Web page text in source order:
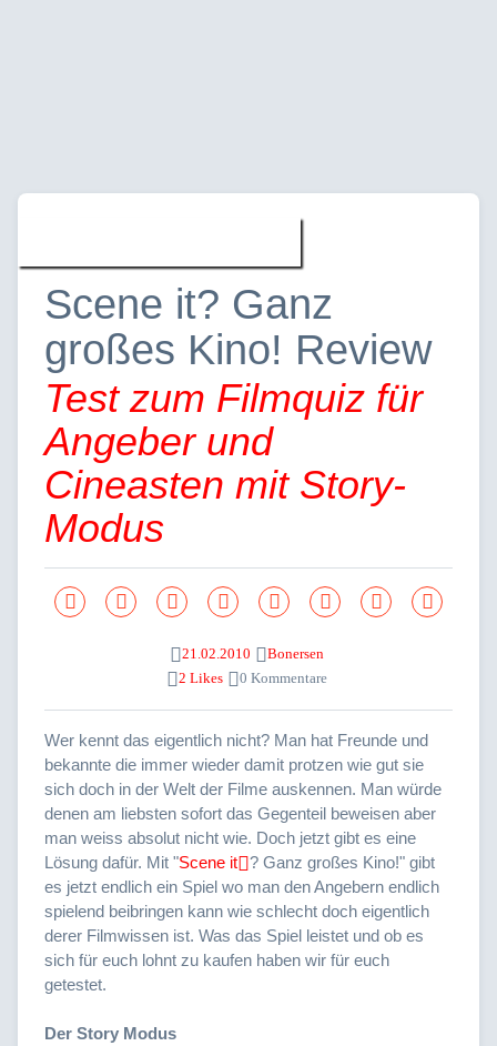
Scene it? Ganz
großes Kino! Review
Test zum Filmquiz für
Angeber und
Cineasten mit Story-
Modus
21.02.2010
Bonersen
2 Likes
0 Kommentare
Wer kennt das eigentlich nicht? Man hat Freunde und
bekannte die immer wieder damit protzen wie gut sie
sich doch in der Welt der Filme auskennen. Man würde
denen am liebsten sofort das Gegenteil beweisen aber
man weiss absolut nicht wie. Doch jetzt gibt es eine
Lösung dafür. Mit "Scene it
? Ganz großes Kino!" gibt
es jetzt endlich ein Spiel wo man den Angebern endlich
spielend beibringen kann wie schlecht doch eigentlich
derer Filmwissen ist. Was das Spiel leistet und ob es
sich für euch lohnt zu kaufen haben wir für euch
getestet.
Der Story Modus